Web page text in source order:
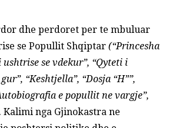
dhe perdoret per te mbuluar
se Popullit Shqiptar (“Princesha
se vdekur”, “Qyteti i
“Keshtjella”, “Dosja “H””,
e popullit ne vargje”,
. Kalimi nga Gjinokastra ne